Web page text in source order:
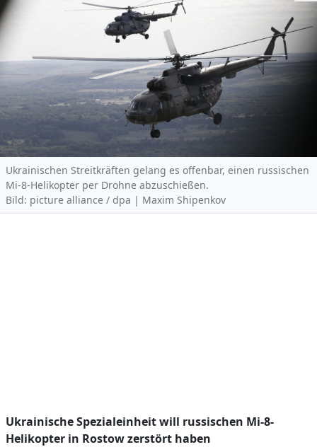
Ukrainischen Streitkräften gelang es offenbar, einen russischen
Mi-8-Helikopter per Drohne abzuschießen.
Bild: picture alliance / dpa | Maxim Shipenkov
Ukrainische Spezialeinheit will russischen Mi-8-
Helikopter in Rostow zerstört haben